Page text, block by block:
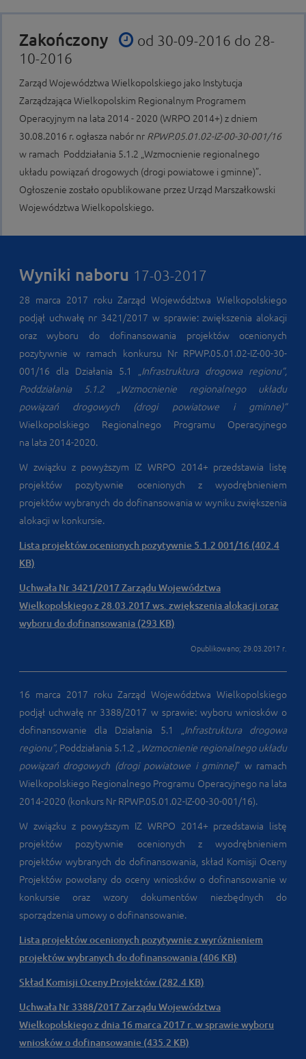
Zakończony
od 30-09-2016 do 28-
10-2016
Zarząd Województwa Wielkopolskiego jako Instytucja
Zarządzająca Wielkopolskim Regionalnym Programem
Operacyjnym na lata 2014 - 2020 (WRPO 2014+) z dniem
30.08.2016 r. ogłasza nabór nr RPWP.05.01.02-IZ-00-30-001/16
w ramach Poddziałania 5.1.2 „Wzmocnienie regionalnego
układu powiązań drogowych (drogi powiatowe i gminne)”.
Ogłoszenie zostało opublikowane przez Urząd Marszałkowski
Województwa Wielkopolskiego.
Wyniki naboru 17-03-2017
28 marca 2017 roku Zarząd Województwa Wielkopolskiego
podjął uchwałę nr 3421/2017 w sprawie: zwiększenia alokacji
oraz wyboru do dofinansowania projektów ocenionych
pozytywnie w ramach konkursu Nr RPWP.05.01.02-IZ-00-30-
001/16 dla Działania 5.1 „ Infrastruktura drogowa regionu”,
Poddziałania
5.1.2 „Wzmocnienie regionalnego układu
powiązań drogowych (drogi powiatowe i gminne)”
Wielkopolskiego Regionalnego Programu Operacyjnego
na lata 2014-2020.
W związku z powyższym IZ WRPO 2014+ przedstawia listę
projektów pozytywnie ocenionych z wyodrębnieniem
projektów wybranych do dofinansowania w wyniku zwiększenia
alokacji w konkursie.
Lista projektów ocenionych pozytywnie 5.1.2 001/16 (402.4
KB)
Uchwała Nr 3421/2017 Zarządu Województwa
Wielkopolskiego z 28.03.2017 ws. zwiększenia alokacji oraz
wyboru do dofinansowania (293 KB)
Opublikowano; 29.03.2017 r.
16 marca 2017 roku Zarząd Województwa Wielkopolskiego
podjął uchwałę nr 3388/2017 w sprawie: wyboru wniosków o
dofinansowanie dla Działania 5.1 „ Infrastruktura drogowa
regionu”, Poddziałania 5.1.2 „Wzmocnienie regionalnego układu
powiązań drogowych (drogi powiatowe i gminne)” w ramach
Wielkopolskiego Regionalnego Programu Operacyjnego na lata
2014-2020 (konkurs Nr RPWP.05.01.02-IZ-00-30-001/16).
W związku z powyższym IZ WRPO 2014+ przedstawia listę
projektów pozytywnie ocenionych z wyodrębnieniem
projektów wybranych do dofinansowania, skład Komisji Oceny
Projektów powołany do oceny wniosków o dofinansowanie w
konkursie oraz wzory dokumentów niezbędnych do
sporządzenia umowy o dofinansowanie.
Lista projektów ocenionych pozytywnie z wyróżnieniem
projektów wybranych do dofinansowania (406 KB)
Skład Komisji Oceny Projektów (282.4 KB)
Uchwała Nr 3388/2017 Zarządu Województwa
Wielkopolskiego z dnia 16 marca 2017 r. w sprawie wyboru
wniosków o dofinansowanie (435.2 KB)